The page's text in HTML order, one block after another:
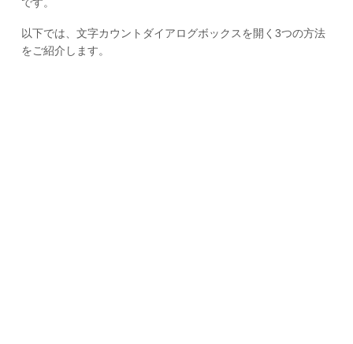
です。
以下では、文字カウントダイアログボックスを開く3つの方法
をご紹介します。